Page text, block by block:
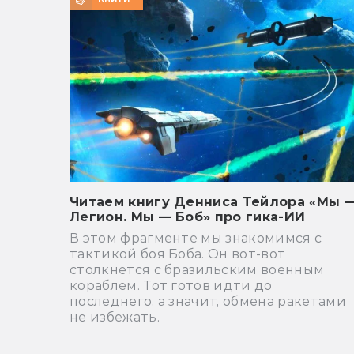
Читаем книгу Денниса Тейлора «Мы
Легион. Мы — Боб» про гика-ИИ
В этом фрагменте мы знакомимся с
тактикой боя Боба. Он вот-вот
столкнётся с бразильским военным
кораблём. Тот готов идти до
последнего, а значит, обмена ракетами
не избежать.